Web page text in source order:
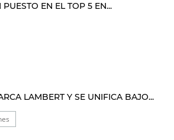
EN EL TOP 5 EN...
LAMBERT Y SE UNIFICA BAJO...